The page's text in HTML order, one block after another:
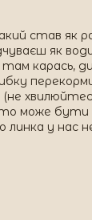
став як
як
карась,
(не
може бути
у нас